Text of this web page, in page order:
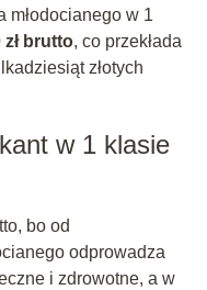
młodocianego w 1
zł brutto, co przekłada
złotych
w 1 klasie
bo od
odprowadza
i zdrowotne, a w